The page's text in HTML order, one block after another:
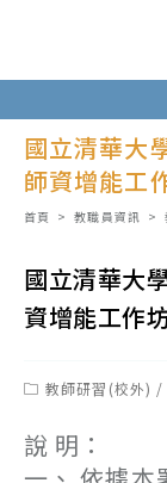
至
主
國立清華大
師資增能工
首頁 > 教職員資訊 >
國立清華大
資增能工作坊
Post教師研習(校外) /
說 明：